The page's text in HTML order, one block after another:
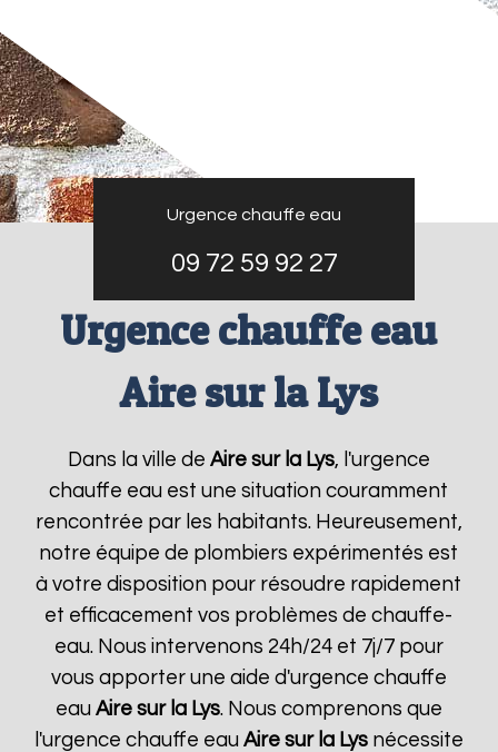
Urgence chauffe eau
09 72 59 92 27
Urgence chauffe eau
Aire sur la Lys
Dans la ville de Aire sur la Lys, l'urgence
chauffe eau est une situation couramment
rencontrée par les habitants. Heureusement,
notre équipe de plombiers expérimentés est
à votre disposition pour résoudre rapidement
et efficacement vos problèmes de chauffe-
eau. Nous intervenons 24h/24 et 7j/7 pour
vous apporter une aide d'urgence chauffe
eau Aire sur la Lys. Nous comprenons que
l'urgence chauffe eau Aire sur la Lysnécessite